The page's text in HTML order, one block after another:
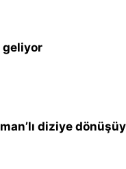
geliyor
diziye